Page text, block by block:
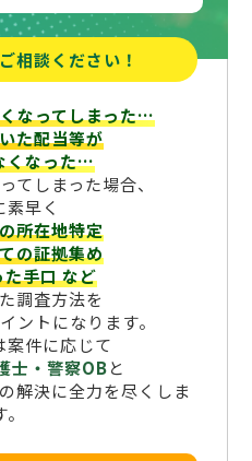
相談ください！
なってしまった…
た配当等が
くなった…
てしまった場合、
素早く
所在地特定
の証拠集め
た手口など
調査方法を
ントになります。
案件に応じて
士・警察OBと
解決に全力を尽くしま
。